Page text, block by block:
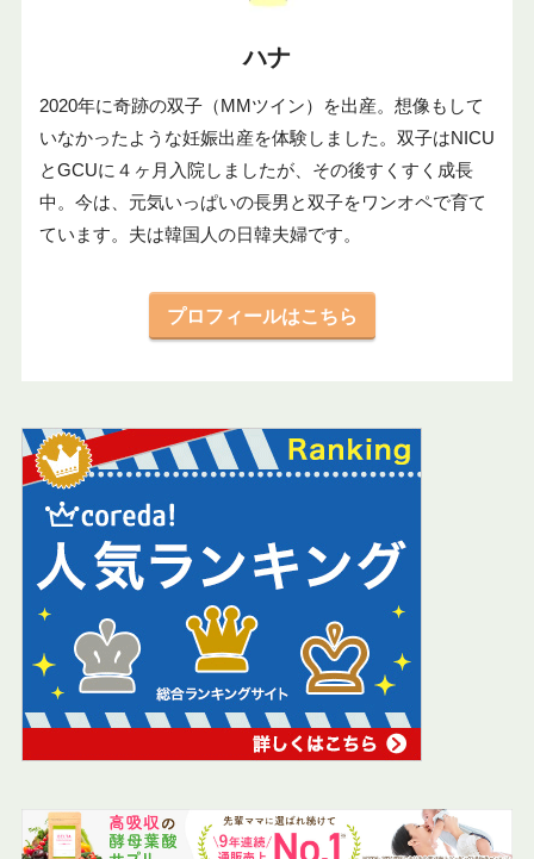
ハナ
2020年に奇跡の双子（MMツイン）を出産。想像もして
いなかったような妊娠出産を体験しました。双子はNICU
とGCUに４ヶ月入院しましたが、その後すくすく成長
中。今は、元気いっぱいの長男と双子をワンオペで育て
ています。夫は韓国人の日韓夫婦です。
プロフィールはこちら